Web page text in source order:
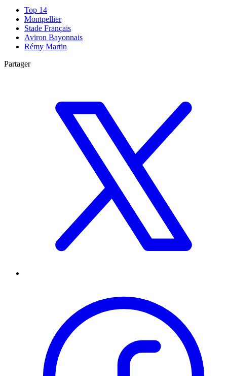
Top 14
Montpellier
Stade Français
Aviron Bayonnais
Rémy Martin
Partager